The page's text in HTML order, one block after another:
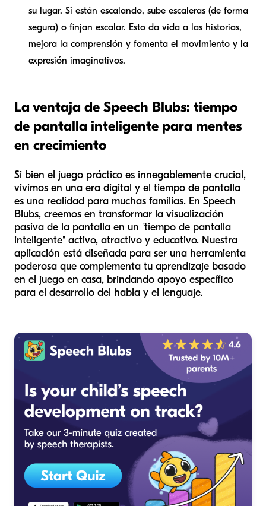
su lugar. Si están escalando, sube escaleras (de forma
segura) o finjan escalar. Esto da vida a las historias,
mejora la comprensión y fomenta el movimiento y la
expresión imaginativos.
La ventaja de Speech Blubs: tiempo
de pantalla inteligente para mentes
en crecimiento
Si bien el juego práctico es innegablemente crucial,
vivimos en una era digital y el tiempo de pantalla
es una realidad para muchas familias. En Speech
Blubs, creemos en transformar la visualización
pasiva de la pantalla en un "tiempo de pantalla
inteligente" activo, atractivo y educativo. Nuestra
aplicación está diseñada para ser una herramienta
poderosa que complementa tu aprendizaje basado
en el juego en casa, brindando apoyo específico
para el desarrollo del habla y el lenguaje.